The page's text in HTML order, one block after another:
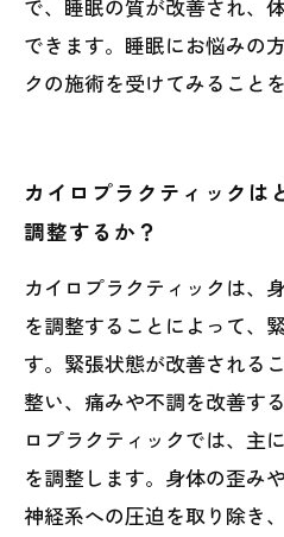
で、睡眠の質が改善され、
できます。睡眠にお悩みの
クの施術を受けてみること
カイロプラクティックは
調整するか？
カイロプラクティックは、
を調整することによって、
す。緊張状態が改善される
整い、痛みや不調を改善す
ロプラクティックでは、主
を調整します。身体の歪み
神経系への圧迫を取り除き